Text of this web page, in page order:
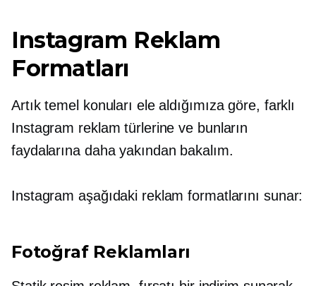
Instagram Reklam
Formatları
Artık temel konuları ele aldığımıza göre, farklı
Instagram reklam türlerine ve bunların
faydalarına daha yakından bakalım.
Instagram aşağıdaki reklam formatlarını sunar:
Fotoğraf Reklamları